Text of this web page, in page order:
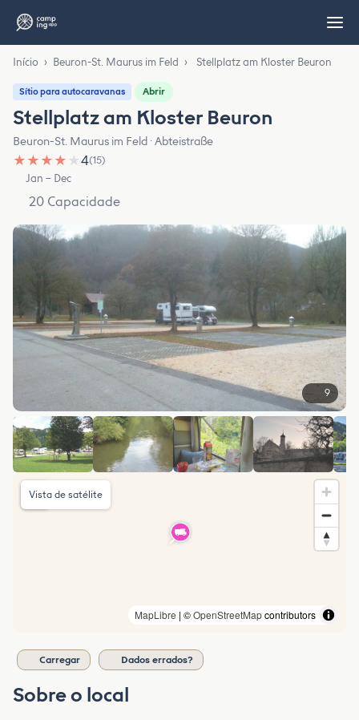
Início › Beuron-St. Maurus im Feld › Stellplatz am Kloster Beuron
Sítio para autocaravanas Abrir
Stellplatz am Kloster Beuron
Beuron-St. Maurus im Feld · Abteistraße
★ ★ ★ ★ ★4(15)
Jan – Dec
20 Capacidade
9
MapLibre | ©OpenStreetMapcontributors
Vista de satélite
Carregar Dados errados?
Sobre o local